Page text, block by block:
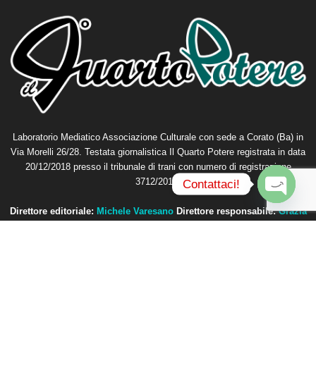
Laboratorio Mediatico Associazione Culturale con sede a Corato (Ba) in
Via Morelli 26/28. Testata giornalistica Il Quarto Potere registrata in data
20/12/2018 presso il tribunale di trani con numero di registrazione
3712/2018.
Direttore editoriale: Michele Varesano Direttore responsabile:Grazia
Contattaci!
O